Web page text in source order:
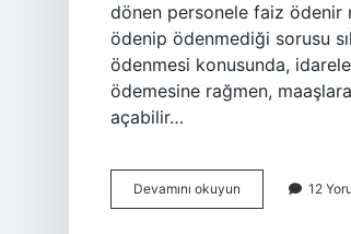
dönen personele faiz ödenir
ödenip ödenmediği sorusu
ödenmesi konusunda,
ödemesine rağmen,
açabilir…
Devamını okuyun
Iade
12